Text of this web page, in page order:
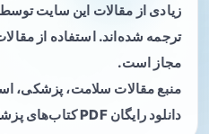
زیادی از مقالات این سایت
ترجمه شده‌اند. استفاده از
مجاز است.
منبع مقالات سلامت، پزشکی،
دانلود رایگان PDF کتاب‌های پزشکی.